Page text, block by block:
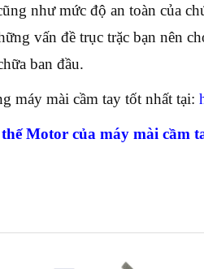
như mức độ an toàn của
vấn đề trục trặc bạn nên
ban đầu.
máy mài cầm tay tốt nhất tại:
Motor của máy mài cầm